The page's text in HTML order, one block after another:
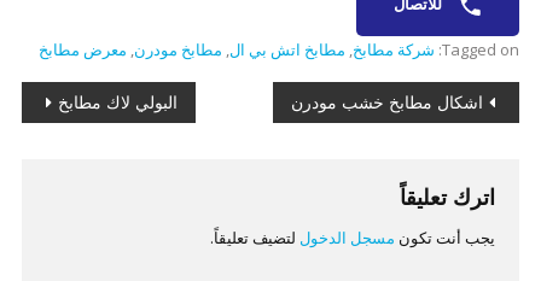
Tagged on: شركة مطابخ, مطابخ اتش بي ال, مطابخ مودرن, معرض مطابخ
تصفّح
اشكال مطابخ خشب مودرن البولي لاك مطابخ
اترك تعليقاً
يجب أنت تكون مسجل الدخول لتضيف تعليقاً.